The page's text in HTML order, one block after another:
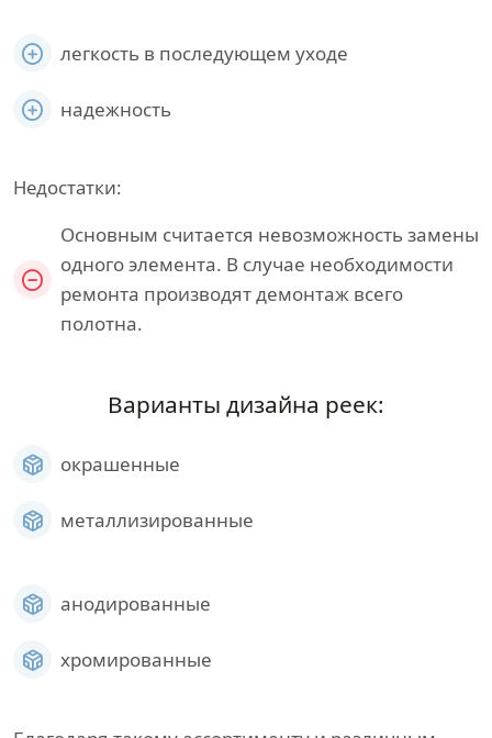
легкость в последующем уходе
надежность
Недостатки:
Основным считается невозможность замены
одного элемента. В случае необходимости
ремонта производят демонтаж всего
полотна.
Варианты дизайна реек:
окрашенные
металлизированные
анодированные
хромированные